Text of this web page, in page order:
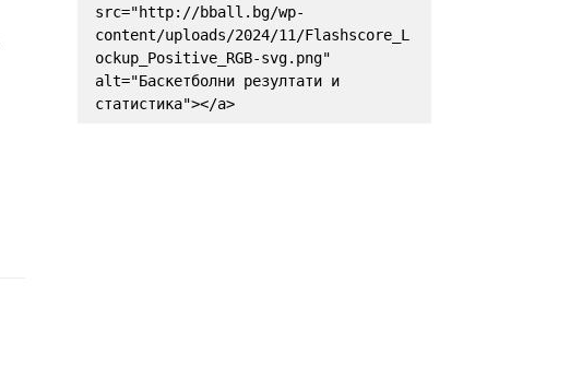
src="http://bball.bg/wp-
content/uploads/2024/11/Flashscore_L
ockup_Positive_RGB-svg.png"
alt="Баскетболни резултати и
статистика"></a>